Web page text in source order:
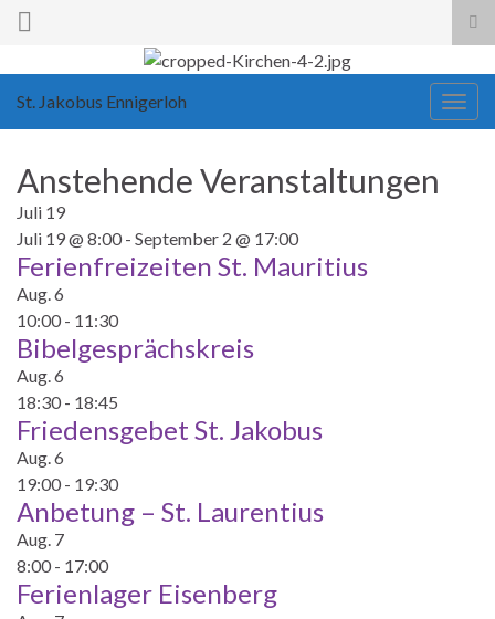
St. Jakobus Ennigerloh
Anstehende Veranstaltungen
Juli 19
Juli 19 @ 8:00 - September 2 @ 17:00
Ferienfreizeiten St. Mauritius
Aug.6
10:00 - 11:30
Bibelgesprächskreis
Aug.6
18:30 - 18:45
Friedensgebet St. Jakobus
Aug.6
19:00 - 19:30
Anbetung – St. Laurentius
Aug. 7
8:00 - 17:00
Ferienlager Eisenberg